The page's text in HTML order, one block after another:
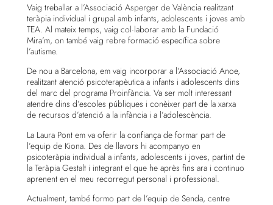
Vaig treballar a l’Associació Asperger de València realitzant
teràpia individual i grupal amb infants, adolescents i joves amb
TEA. Al mateix temps, vaig col·laborar amb la Fundació
Mira’m, on també vaig rebre formació específica sobre
l’autisme.
De nou a Barcelona, em vaig incorporar a l’Associació Anoe,
realitzant atenció psicoterapèutica a infants i adolescents dins
del marc del programa Proinfància. Va ser molt interessant
atendre dins d’escoles públiques i conèixer part de la xarxa
de recursos d’atenció a la infància i a l’adolescència.
La Laura Pont em va oferir la confiança de formar part de
l’equip de Kiona. Des de llavors hi acompanyo en
psicoteràpia individual a infants, adolescents i joves, partint de
la Teràpia Gestalt i integrant el que he après fins ara i continuo
aprenent en el meu recorregut personal i professional.
Actualment, també formo part de l’equip de Senda, centre